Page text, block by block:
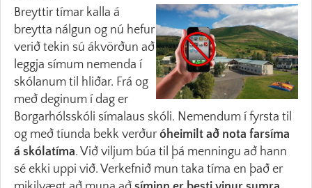
Breyttir tímar kalla á
breytta nálgun og nú hefur
verið tekin sú ákvörðun að
leggja símum nemenda í
skólanum til hliðar. Frá og
með deginum í dag er
Borgarhólsskóli símalaus skóli. Nemendum í fyrsta til
og með tíunda bekk verður óheimilt að nota farsíma
á skólatíma. Við viljum búa til þá menningu að hann
sé ekki uppi við. Verkefnið mun taka tíma en það er